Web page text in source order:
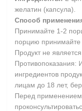
желатин (капсула).
Способ
Принимайте 1-2
порцию принимайте
Продукт не
Противопоказания:
ингредиентов
лицам до 18 лет,
Перед применением